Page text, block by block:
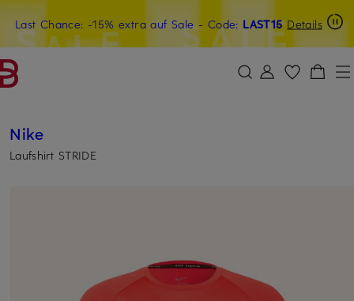
ZUM HAUPTINHALT ÜBERSPRINGEN ZUM SUCHFELD ÜBERSPRINGEN
Last Chance: -15% extra auf Sale- Code: LAST15 Details
15€-Willkommensgutschein mit Beyond sichern
Nike
Laufshirt STRIDE